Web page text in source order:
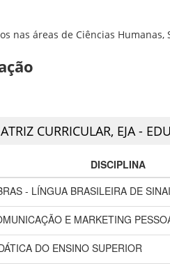
nas áreas de Ciências Humanas,
CURRICULAR, EJA -
DISCIPLINA
- LÍNGUA BRASILEIRA DE
E MARKETING
DO ENSINO SUPERIOR